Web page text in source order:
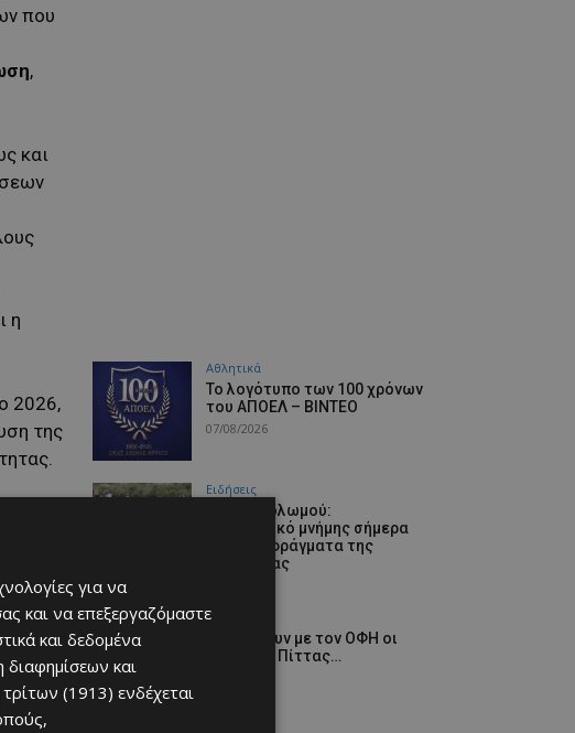
που
,
και
η
2026,
της
Αθλητικά
Το λογότυπο των 100 χρόνων
του ΑΠΟΕΛ – ΒΙΝΤΕΟ
07/08/2026
Ειδήσεις
Ισαάκ–Σολωμού:
Οδοιπορικό μνήμης σήμερα
στα οδοφράγματα της
Λευκωσίας
Αθλητικά
Θα παίξουν με τον ΟΦΗ οι
Σένσι και Πίττας…
για να
και να επεξεργαζόμαστε
και δεδομένα
διαφημίσεων και
(1913) ενδέχεται